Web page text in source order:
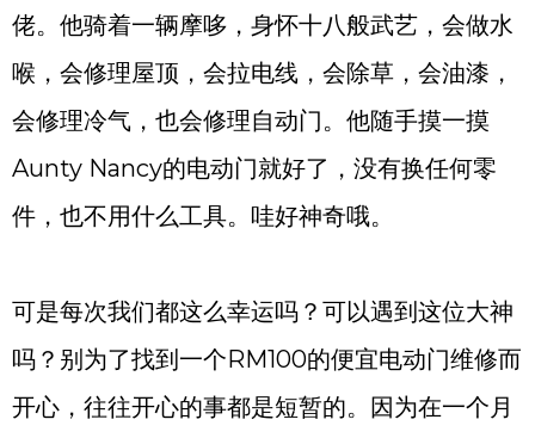
佬。他骑着一辆摩哆，身怀十八般武艺，会做水
喉，会修理屋顶，会拉电线，会除草，会油漆，
会修理冷气，也会修理自动门。他随手摸一摸
Aunty Nancy的电动门就好了，没有换任何零
件，也不用什么工具。哇好神奇哦。
可是每次我们都这么幸运吗？可以遇到这位大神
吗？别为了找到一个RM100的便宜电动门维修而
开心，往往开心的事都是短暂的。因为在一个月